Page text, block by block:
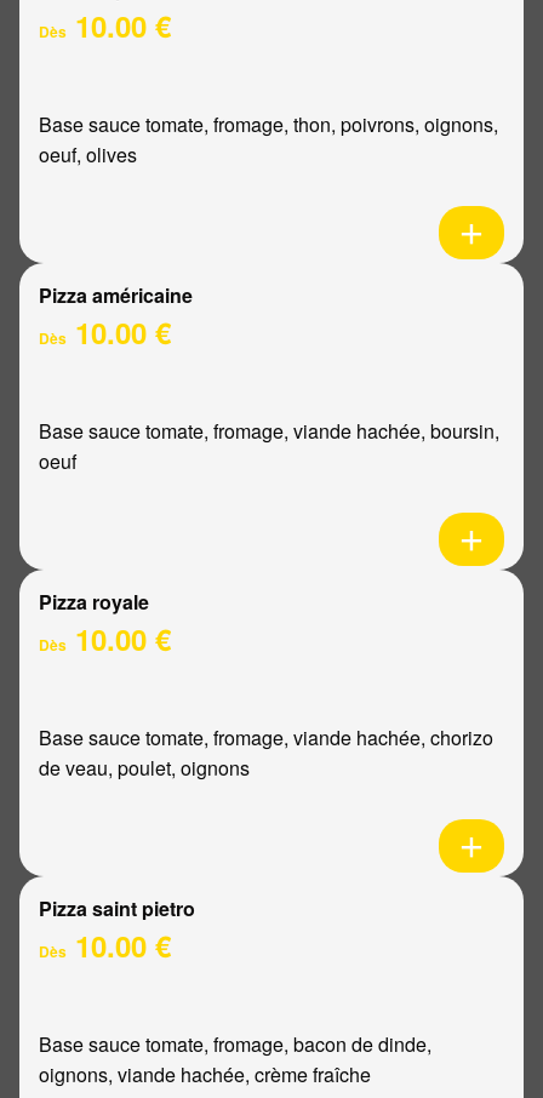
Dès 10.00 €
Base sauce tomate, fromage, thon, poivrons, oignons,
oeuf, olives
Pizza américaine
Dès 10.00 €
Base sauce tomate, fromage, viande hachée, boursin,
oeuf
Pizza royale
Dès 10.00 €
Base sauce tomate, fromage, viande hachée, chorizo
de veau, poulet, oignons
Pizza saint pietro
Dès 10.00 €
Base sauce tomate, fromage, bacon de dinde,
oignons, viande hachée, crème fraîche